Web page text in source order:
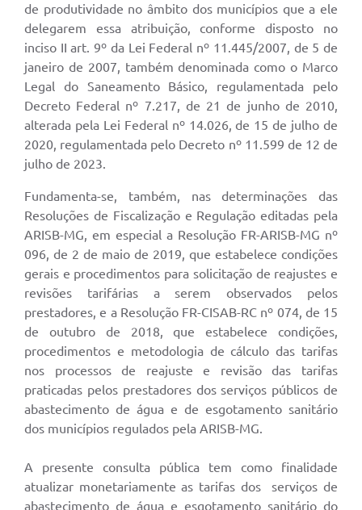
de produtividade no âmbito dos municípios que a ele
delegarem essa atribuição, conforme disposto no
inciso II art. 9º da Lei Federal nº 11.445/2007, de 5 de
janeiro de 2007, também denominada como o Marco
Legal do Saneamento Básico, regulamentada pelo
Decreto Federal nº 7.217, de 21 de junho de 2010,
alterada pela Lei Federal nº 14.026, de 15 de julho de
2020, regulamentada pelo Decreto nº 11.599 de 12 de
julho de 2023.
Fundamenta-se, também, nas determinações das
Resoluções de Fiscalização e Regulação editadas pela
ARISB-MG, em especial a Resolução FR-ARISB-MG nº
096, de 2 de maio de 2019, que estabelece condições
gerais e procedimentos para solicitação de reajustes e
revisões tarifárias a serem observados pelos
prestadores, e a Resolução FR-CISAB-RC nº 074, de 15
de outubro de 2018, que estabelece condições,
procedimentos e metodologia de cálculo das tarifas
nos processos de reajuste e revisão das tarifas
praticadas pelos prestadores dos serviços públicos de
abastecimento de água e de esgotamento sanitário
dos municípios regulados pela ARISB-MG.
A presente consulta pública tem como finalidade
atualizar monetariamente as tarifas dos serviços de
abastecimento de água e esgotamento sanitário do